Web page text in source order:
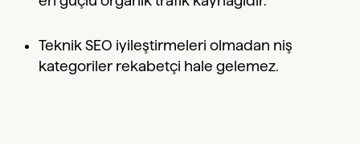
Teknik SEO iyileştirmeleri olmadan niş
kategoriler rekabetçi hale gelemez.